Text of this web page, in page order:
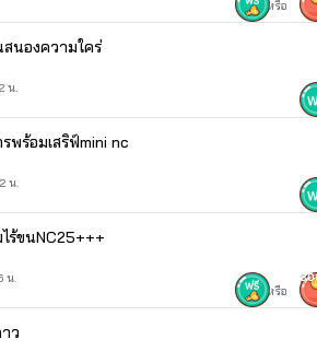
หรือ
สนองความใคร่
น.
พร้อมเสริฟ์mini nc
น.
ร้ขนNC25+++
น.
หรือ
ว